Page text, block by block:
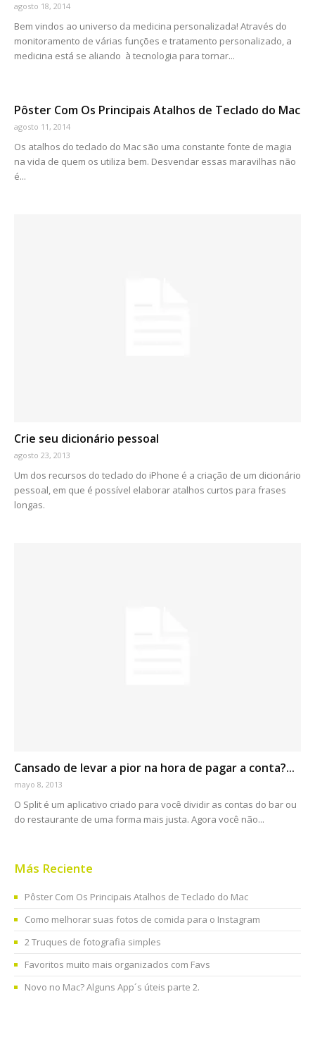
agosto 18, 2014
Bem vindos ao universo da medicina personalizada! Através do
monitoramento de várias funções e tratamento personalizado, a
medicina está se aliando à tecnologia para tornar...
Pôster Com Os Principais Atalhos de Teclado do Mac
agosto 11, 2014
Os atalhos do teclado do Mac são uma constante fonte de magia
na vida de quem os utiliza bem. Desvendar essas maravilhas não
é...
Crie seu dicionário pessoal
agosto 23, 2013
Um dos recursos do teclado do iPhone é a criação de um dicionário
pessoal, em que é possível elaborar atalhos curtos para frases
longas.
Cansado de levar a pior na hora de pagar a conta?...
mayo 8, 2013
O Split é um aplicativo criado para você dividir as contas do bar ou
do restaurante de uma forma mais justa. Agora você não...
Más Reciente
Pôster Com Os Principais Atalhos de Teclado do Mac
Como melhorar suas fotos de comida para o Instagram
2 Truques de fotografia simples
Favoritos muito mais organizados com Favs
Novo no Mac? Alguns App´s úteis parte 2.